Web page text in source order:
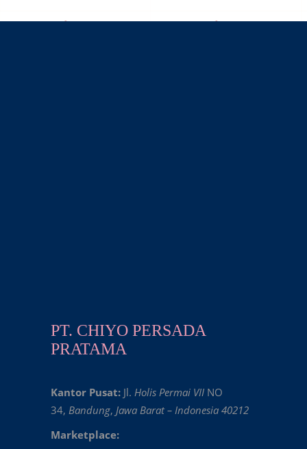
PT. CHIYO PERSADA
PRATAMA
Kantor Pusat: Jl. Holis Permai VII NO
34, Bandung, Jawa Barat – Indonesia 40212
Marketplace: